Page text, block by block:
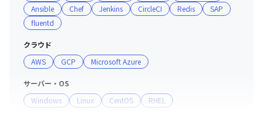
Ansible
Chef Jenkins CircleCI Redis
SAP
fluentd
クラウド
AWS
GCP Microsoft Azure
サーバー・OS
Windows
Linux CentOS RHEL